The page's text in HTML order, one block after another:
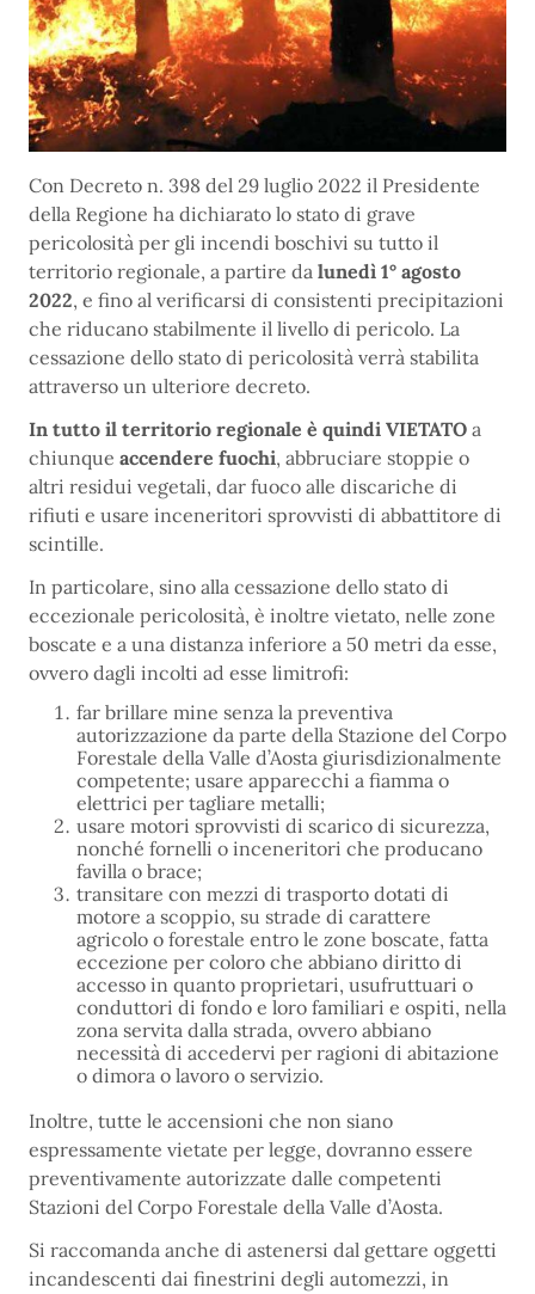
Con Decreto n. 398 del 29 luglio 2022 il Presidente
della Regione ha dichiarato lo stato di grave
pericolosità per gli incendi boschivi su tutto il
territorio regionale, a partire da lunedì 1° agosto
2022, e fino al verificarsi di consistenti precipitazioni
che riducano stabilmente il livello di pericolo. La
cessazione dello stato di pericolosità verrà stabilita
attraverso un ulteriore decreto.
In tutto il territorio regionale è quindi VIETATO a
chiunque accendere fuochi, abbruciare stoppie o
altri residui vegetali, dar fuoco alle discariche di
rifiuti e usare inceneritori sprovvisti di abbattitore di
scintille.
In particolare, sino alla cessazione dello stato di
eccezionale pericolosità, è inoltre vietato, nelle zone
boscate e a una distanza inferiore a 50 metri da esse,
ovvero dagli incolti ad esse limitrofi:
far brillare mine senza la preventiva
autorizzazione da parte della Stazione del Corpo
Forestale della Valle d’Aosta giurisdizionalmente
competente; usare apparecchi a fiamma o
elettrici per tagliare metalli;
usare motori sprovvisti di scarico di sicurezza,
nonché fornelli o inceneritori che producano
favilla o brace;
transitare con mezzi di trasporto dotati di
motore a scoppio, su strade di carattere
agricolo o forestale entro le zone boscate, fatta
eccezione per coloro che abbiano diritto di
accesso in quanto proprietari, usufruttuari o
conduttori di fondo e loro familiari e ospiti, nella
zona servita dalla strada, ovvero abbiano
necessità di accedervi per ragioni di abitazione
o dimora o lavoro o servizio.
Inoltre, tutte le accensioni che non siano
espressamente vietate per legge, dovranno essere
preventivamente autorizzate dalle competenti
Stazioni del Corpo Forestale della Valle d’Aosta.
Si raccomanda anche di astenersi dal gettare oggetti
incandescenti dai finestrini degli automezzi, in